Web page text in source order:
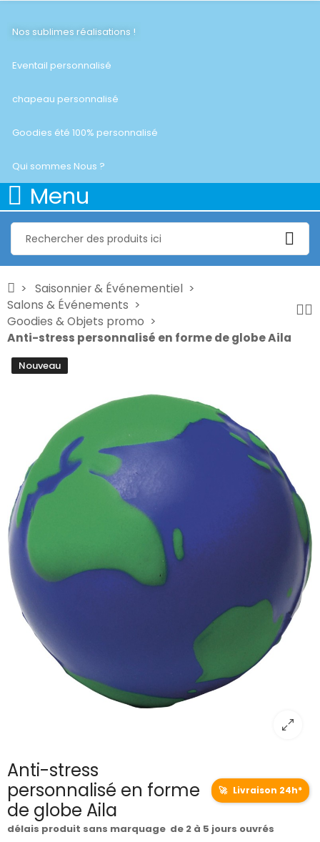
Nos sublimes réalisations !
Eventail personnalisé
chapeau personnalisé
Goodies été 100% personnalisé
Qui sommes Nous ?
Menu
Saisonnier & Événementiel
Salons & Événements
Goodies & Objets promo
Anti-stress personnalisé en forme de globe Aila
Nouveau
Anti-stress
personnalisé en forme
de globe Aila
🚀 Livraison 24h*
délais produit sans marquage de 2 à 5 jours ouvrés